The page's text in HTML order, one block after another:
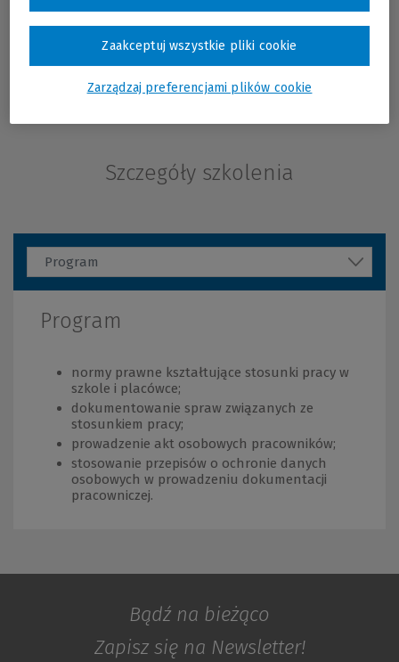
Więcej
Szczegóły szkolenia
Program
Program
normy prawne kształtujące stosunki pracy w
szkole i placówce;
dokumentowanie spraw związanych ze
stosunkiem pracy;
prowadzenie akt osobowych pracowników;
stosowanie przepisów o ochronie danych
osobowych w prowadzeniu dokumentacji
pracowniczej.
Bądź na bieżąco
Zapisz się na Newsletter!
Zarządzaj preferencjami plików cookie
Zaakceptuj wszystkie pliki cookie